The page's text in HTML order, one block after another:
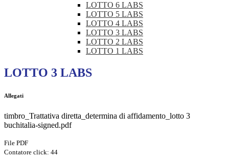
LOTTO 6 LABS
LOTTO 5 LABS
LOTTO 4 LABS
LOTTO 3 LABS
LOTTO 2 LABS
LOTTO 1 LABS
LOTTO 3 LABS
Allegati
timbro_Trattativa diretta_determina di affidamento_lotto 3
buchitalia-signed.pdf
File PDF
Contatore click: 44